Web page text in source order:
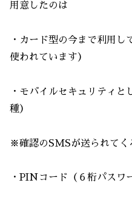
用意したのは
・カード型の今まで利用し
使われています）
・モバイルセキュリティ
種）
※確認のSMSが送られてく
・PINコード（６桁パスワ